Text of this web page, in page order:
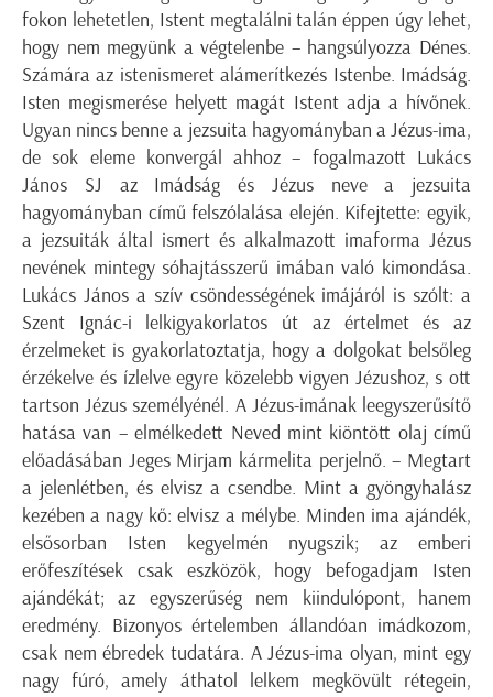
fokon lehetetlen, Istent megtalálni talán éppen úgy lehet,
hogy nem megyünk a végtelenbe – hangsúlyozza Dénes.
Számára az istenismeret alámerítkezés Istenbe. Imádság.
Isten megismerése helyett magát Istent adja a hívőnek.
Ugyan nincs benne a jezsuita hagyományban a Jézus-ima,
de sok eleme konvergál ahhoz – fogalmazott Lukács
János SJ az Imádság és Jézus neve a jezsuita
hagyományban című felszólalása elején. Kifejtette: egyik,
a jezsuiták által ismert és alkalmazott imaforma Jézus
nevének mintegy sóhajtásszerű imában való kimondása.
Lukács János a szív csöndességének imájáról is szólt: a
Szent Ignác-i lelkigyakorlatos út az értelmet és az
érzelmeket is gyakorlatoztatja, hogy a dolgokat belsőleg
érzékelve és ízlelve egyre közelebb vigyen Jézushoz, s ott
tartson Jézus személyénél. A Jézus-imának leegyszerűsítő
hatása van – elmélkedett Neved mint kiöntött olaj című
előadásában Jeges Mirjam kármelita perjelnő. – Megtart
a jelenlétben, és elvisz a csendbe. Mint a gyöngyhalász
kezében a nagy kő: elvisz a mélybe. Minden ima ajándék,
elsősorban Isten kegyelmén nyugszik; az emberi
erőfeszítések csak eszközök, hogy befogadjam Isten
ajándékát; az egyszerűség nem kiindulópont, hanem
eredmény. Bizonyos értelemben állandóan imádkozom,
csak nem ébredek tudatára. A Jézus-ima olyan, mint egy
nagy fúró, amely áthatol lelkem megkövült rétegein,